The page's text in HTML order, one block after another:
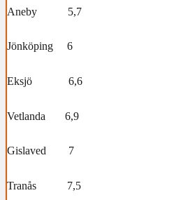
Aneby 5,7
Jönköping 6
Eksjö 6,6
Vetlanda 6,9
Gislaved 7
Tranås 7,5